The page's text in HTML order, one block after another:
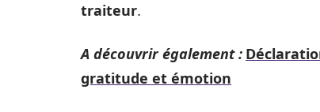
traiteur.
A découvrir également :
gratitude et émotion